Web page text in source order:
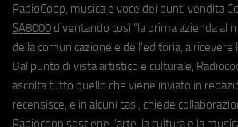
RadioCoop, musica e voce dei punti vendita
SA8000 diventando così "la prima azienda al
della comunicazione e dell'editoria, a ricevere
Dal punto di vista artistico e culturale,
ascolta tutto quello che viene inviato in
recensisce, e in alcuni casi, chiede
Radiocoop sostiene l'arte, la cultura e la